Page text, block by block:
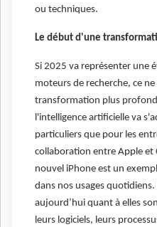
ou techniques.
Le début d'une
Si 2025 va représenter une
moteurs de recherche, ce
transformation plus
l'intelligence artificielle va
particuliers que pour les
collaboration entre Apple et
nouvel iPhone est un
dans nos usages
aujourd’hui quant à elles
leurs logiciels, leurs